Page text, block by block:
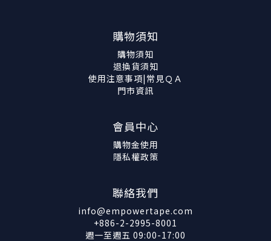
購物須知
購物須知
退換貨須知
使用注意事項|常見ＱＡ
門市資訊
會員中心
購物金使用
隱私權政策
聯絡我們
info@empowertape.com
+886-2-2995-8001
週一至週五 09:00-17:00